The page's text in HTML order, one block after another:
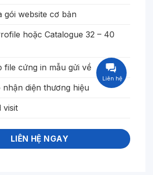
gói website cơ bản
hoặc Catalogue 32 – 40
file cứng in mẫu gửi về
nhận diện thương hiệu
visit
LIÊN HỆ NGAY
Liên hệ